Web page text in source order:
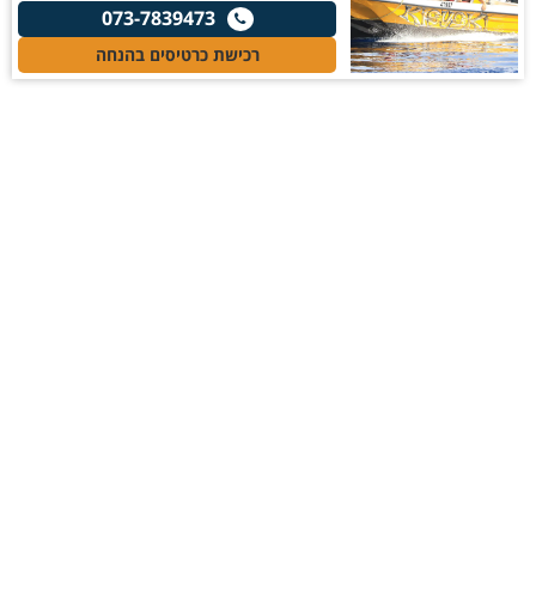
073-7839473
רכישת כרטיסים בהנחה